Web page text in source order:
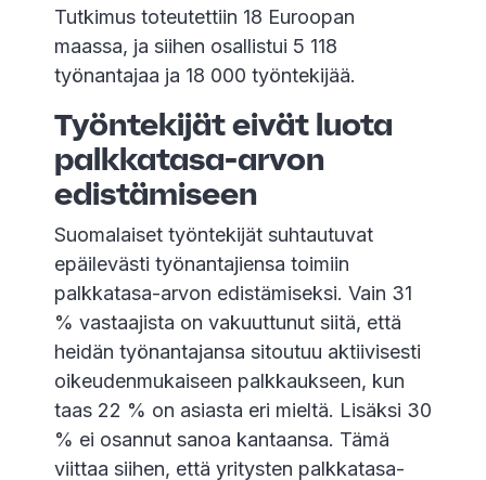
Tutkimus toteutettiin 18 Euroopan
maassa, ja siihen osallistui 5 118
työnantajaa ja 18 000 työntekijää.
Työntekijät eivät luota
palkkatasa-arvon
edistämiseen
Suomalaiset työntekijät suhtautuvat
epäilevästi työnantajiensa toimiin
palkkatasa-arvon edistämiseksi. Vain 31
% vastaajista on vakuuttunut siitä, että
heidän työnantajansa sitoutuu aktiivisesti
oikeudenmukaiseen palkkaukseen, kun
taas 22 % on asiasta eri mieltä. Lisäksi 30
% ei osannut sanoa kantaansa. Tämä
viittaa siihen, että yritysten palkkatasa-